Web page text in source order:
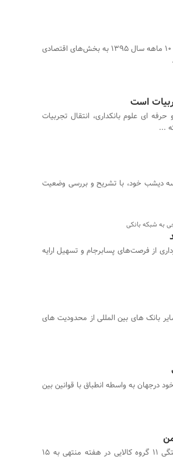
تسهیلات پرداختی بانک‌ها طی 10 ماهه سال 1395 به بخش‌های اقتصادی
است
ای علوم بانکداری، انتقال تجربیات
...
دیشب خود، با تشریح و بررسی وضعیت
به شبکه بانکی
از فرصت‌های پسابرجام و تسهیل ارایه
بانک های بین المللی از محدودیت های
درجهان به واسطه انطباق با قوانین بین
بر اساس بررسی تغییرات هفتگی 11 گروه کالایی در هفته منتهی به 15